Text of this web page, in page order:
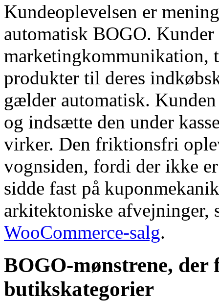
Kundeoplevelsen er
automatisk BOGO.
marketingkommunikation,
produkter til deres
gælder automatisk.
og indsætte den under
virker. Den friktionsfri
vognsiden, fordi der ikke
sidde fast på
arkitektoniske afvejninger,
WooCommerce-salg.
BOGO-mønstrene,
butikskategorier